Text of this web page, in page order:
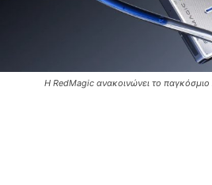
Η RedMagic ανακοινώνει το παγκόσμιο